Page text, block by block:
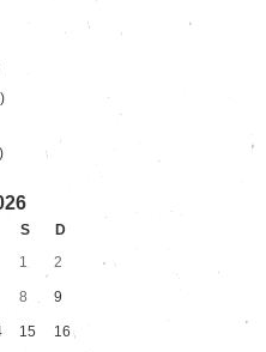
S
D
1
2
8 9
15 16